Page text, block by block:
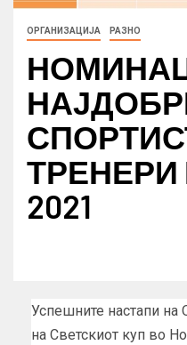
ОРГАНИЗАЦИЈА РАЗНО
ТРЕНЕРИ
2021
Успешните настапи
на Светскиот куп во